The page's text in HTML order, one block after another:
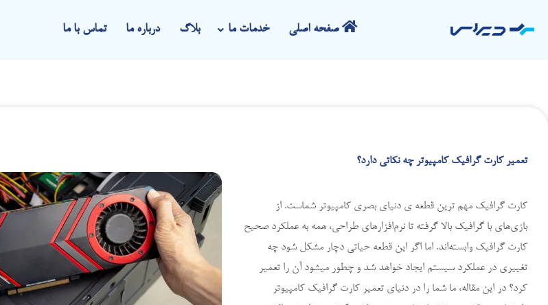
صفحه اصلی خدمات ما بلاگ درباره ما تماس با ما
تعمیر کارت گرافیک کامپیوتر چه نکاتی دارد؟
کارت گرافیک مهم ترین قطعه ی دنیای بصری کامپیوتر شماست. از
بازی‌های با گرافیک بالا گرفته تا نرم‌افزارهای طراحی، همه به عملکرد صحیح
کارت گرافیک وابسته‌اند. اما اگر این قطعه حیاتی دچار مشکل شود چه
تغییری در عملکرد سیستم ایجاد خواهد شد و چطور میشود آن را تعمیر
کرد؟ در این مقاله، ما شما را در دنیای تعمیر کارت گرافیک کامپیوتر